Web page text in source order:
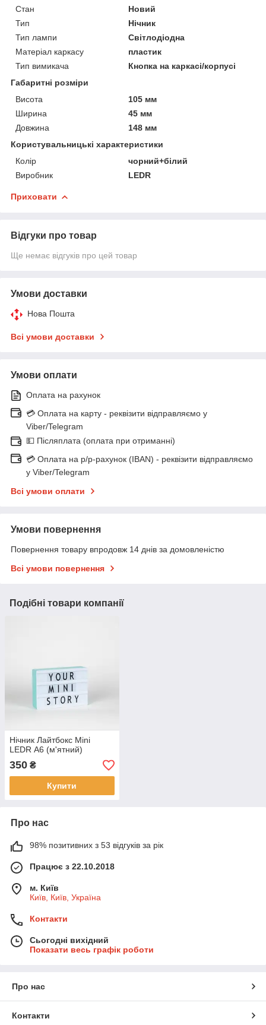
Стан
Новий
Тип
Нічник
Тип лампи
Світлодіодна
Матеріал каркасу
пластик
Тип вимикача
Кнопка на каркасі/корпусі
Габаритні розміри
Висота
105 мм
Ширина
45 мм
Довжина
148 мм
Користувальницькі характеристики
Колір
чорний+білий
Виробник
LEDR
Приховати
Відгуки про товар
Ще немає відгуків про цей товар
Умови доставки
Нова Пошта
Всі умови доставки
Умови оплати
Оплата на рахунок
💳 Оплата на карту - реквізити відправляємо у
Viber/Telegram
💵 Післяплата (оплата при отриманні)
💳 Оплата на р/р-рахунок (IBAN) - реквізити відправляємо
у Viber/Telegram
Всі умови оплати
Умови повернення
Повернення товару впродовж 14 днів за домовленістю
Всі умови повернення
Подібні товари компанії
Нічник Лайтбокс Mini
LEDR А6 (м'ятний)
350 ₴
Купити
Про нас
98% позитивних з 53 відгуків за рік
Працює з 22.10.2018
м. Київ
Київ, Київ, Україна
Контакти
Сьогодні вихідний
Показати весь графік роботи
Про нас
Контакти